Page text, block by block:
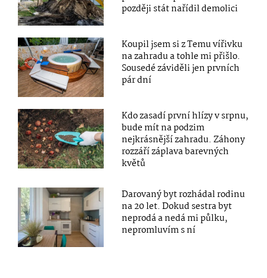
později stát nařídil demolici
Koupil jsem si z Temu vířivku
na zahradu a tohle mi přišlo.
Sousedé záviděli jen prvních
pár dní
Kdo zasadí první hlízy v srpnu,
bude mít na podzim
nejkrásnější zahradu. Záhony
rozzáří záplava barevných
květů
Darovaný byt rozhádal rodinu
na 20 let. Dokud sestra byt
neprodá a nedá mi půlku,
nepromluvím s ní